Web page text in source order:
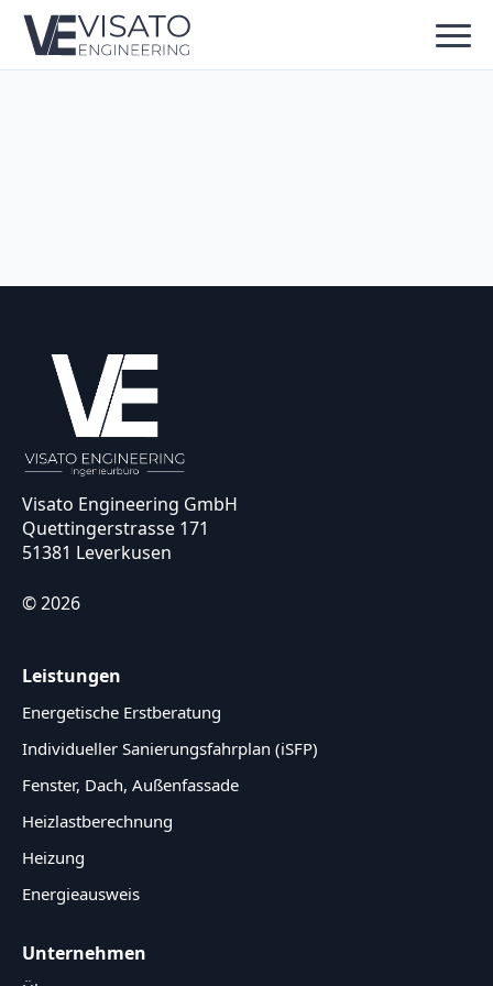
Visato Engineering GmbH
Quettingerstrasse 171
51381 Leverkusen
© 2026
Leistungen
Energetische Erstberatung
Individueller Sanierungsfahrplan (iSFP)
Fenster, Dach, Außenfassade
Heizlastberechnung
Heizung
Energieausweis
Unternehmen